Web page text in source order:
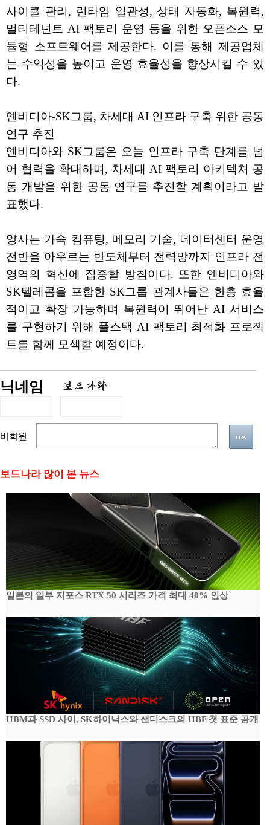
사이클 관리, 런타임 일관성, 상태 자동화, 복원력,
멀티테넌트 AI 팩토리 운영 등을 위한 오픈소스 모
듈형 소프트웨어를 제공한다. 이를 통해 제공업체
는 수익성을 높이고 운영 효율성을 향상시킬 수 있
다.
엔비디아-SK그룹, 차세대 AI 인프라 구축 위한 공동
연구 추진
엔비디아와 SK그룹은 오늘 인프라 구축 단계를 넘
어 협력을 확대하며, 차세대 AI 팩토리 아키텍처 공
동 개발을 위한 공동 연구를 추진할 계획이라고 발
표했다.
양사는 가속 컴퓨팅, 메모리 기술, 데이터센터 운영
전반을 아우르는 반도체부터 전력망까지 인프라 전
영역의 혁신에 집중할 방침이다. 또한 엔비디아와
SK텔레콤을 포함한 SK그룹 관계사들은 한층 효율
적이고 확장 가능하며 복원력이 뛰어난 AI 서비스
를 구현하기 위해 풀스택 AI 팩토리 최적화 프로젝
트를 함께 모색할 예정이다.
닉네임
비회원
보드나라 많이 본 뉴스
일본의 일부 지포스 RTX 50 시리즈 가격 최대 40% 인상
HBM과 SSD 사이, SK하이닉스와 샌디스크의 HBF 첫 표준 공개